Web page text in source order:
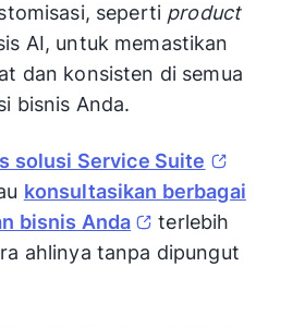
seperti product
AI, untuk memastikan
dan konsisten di semua
bisnis Anda.
solusi Service Suite
konsultasikan berbagai
bisnis Anda
terlebih
ahlinya tanpa dipungut